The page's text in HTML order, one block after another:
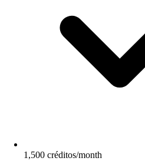
1,500 créditos/month